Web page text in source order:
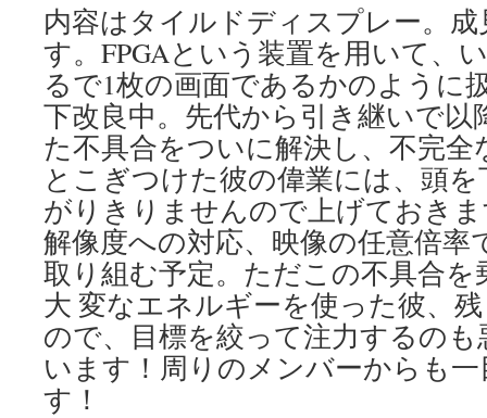
内容はタイルドディスプレー。
す。FPGAという装置を用いて、
るで1枚の画面であるかのように
下改良中。先代から引き継いで以
た不具合をついに解決し、不完
とこぎつけた彼の偉業には、頭
がりきりませんので上げておき
解像度への対応、映像の任意倍率
取り組む予定。ただこの不具合
大 変なエネルギーを使った彼、
ので、目標を絞って注力するの
います！周りのメンバーからも
す！